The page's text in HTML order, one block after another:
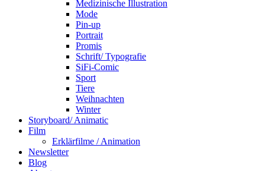
Medizinische Illustration
Mode
Pin-up
Portrait
Promis
Schrift/ Typografie
SiFi-Comic
Sport
Tiere
Weihnachten
Winter
Storyboard/ Animatic
Film
Erklärfilme / Animation
Newsletter
Blog